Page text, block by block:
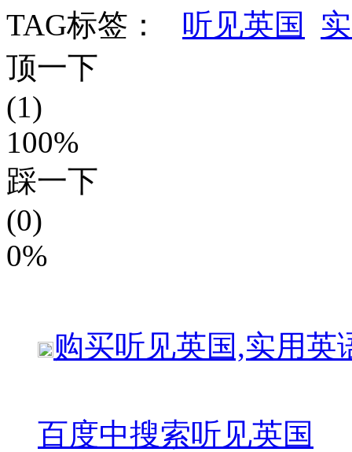
TAG标签：
听见英国
顶一下
(1)
100%
踩一下
(0)
0%
购买听见英国,实用英
百度中搜索听见英国